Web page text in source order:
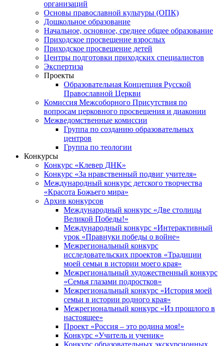
организаций
Основы православной культуры (ОПК)
Дошкольное образование
Начальное, основное, среднее общее образование
Приходское просвещение взрослых
Приходское просвещение детей
Центры подготовки приходских специалистов
Экспертиза
Проекты
Образовательная Концепция Русской
Православной Церкви
Комиссия Межсоборного Присутствия по
вопросам церковного просвещения и диаконии
Межведомственные комиссии
Группа по созданию образовательных
центров
Группа по теологии
Конкурсы
Конкурс «Клевер ДНК»
Конкурс «За нравственный подвиг учителя»
Международный конкурс детского творчества
«Красота Божьего мира»
Архив конкурсов
Международный конкурс «Две столицы
Великой Победы!»
Международный конкурс «Интерактивный
урок «Правнуки победы о войне»
Межрегиональный конкурс
исследовательских проектов «Традиции
моей семьи в истории моего края»
Межрегиональный художественный конкурс
«Семья глазами подростков»
Межрегиональный конкурс «История моей
семьи в истории родного края»
Межрегиональный конкурс «Из прошлого в
настоящее»
Проект «Россия – это родина моя!»
Конкурс «Учитель и ученик»
Конкурс образовательных экскурсионных